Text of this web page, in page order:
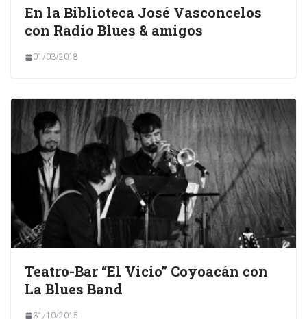
En la Biblioteca José Vasconcelos
con Radio Blues & amigos
01/03/2018
Teatro-Bar “El Vicio” Coyoacán con
La Blues Band
31/10/2015